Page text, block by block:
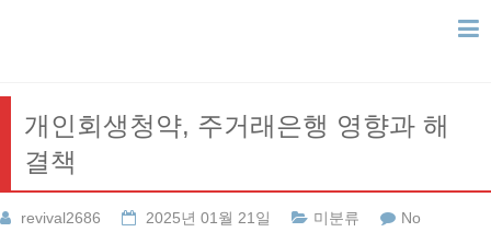
개인회생청약, 주거래은행 영향과 해
결책
revival2686 2025년 01월 21일 미분류
No